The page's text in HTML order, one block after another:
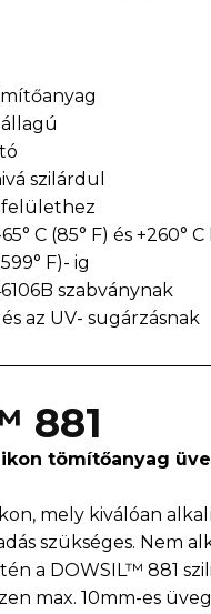
szilárdul
felülethez
C (85° F) és +260°
F)- ig
szabványnak
az UV- sugárzásnak
881
tömítőanyag
mely kiválóan
szükséges. Nem
a DOWSIL™ 881
max. 10mm-es